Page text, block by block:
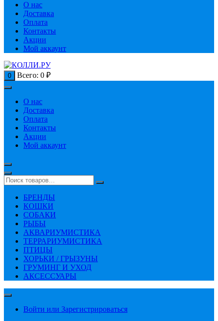
О нас
Доставка
Оплата
Контакты
Акции
Мой аккаунт
0 Всего: 0 ₽
О нас
Доставка
Оплата
Контакты
Акции
Мой аккаунт
БРЕНДЫ
КОШКИ
СОБАКИ
РЫБЫ
АКВАРИУМИСТИКА
ТЕРРАРИУМИСТИКА
ПТИЦЫ
ХОРЬКИ / ГРЫЗУНЫ
ГРУМИНГ И УХОД
АКСЕССУАРЫ
Войти или Зарегистрироваться